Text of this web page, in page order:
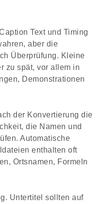
Text und Timing
aber die
Überprüfung. Kleine
zu spät, vor allem in
Demonstrationen
der Konvertierung die
die Namen und
Automatische
enthalten oft
Ortsnamen, Formeln
Untertitel sollten auf